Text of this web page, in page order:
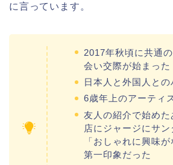
に言っています。
2017年秋頃に共通
会い交際が始まった
日本人と外国人との
6歳年上のアーティ
友人の紹介で始めた
店にジャージにサン
「おしゃれに興味
第一印象だった